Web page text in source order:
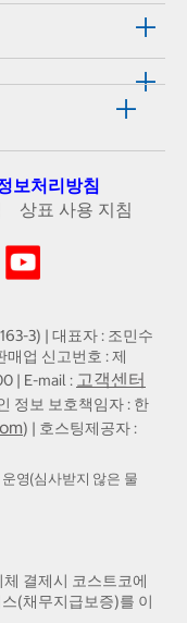
보처리방침
상표 사용 지침
3) | 대표자 : 조민수
매업 신고번호 : 제
| E-mail : 고객센터
정보 보호책임자 : 한
) | 호스팅제공자 :
영(심사받지 않은 물
결제시 코스트코에
(채무지급보증)를 이